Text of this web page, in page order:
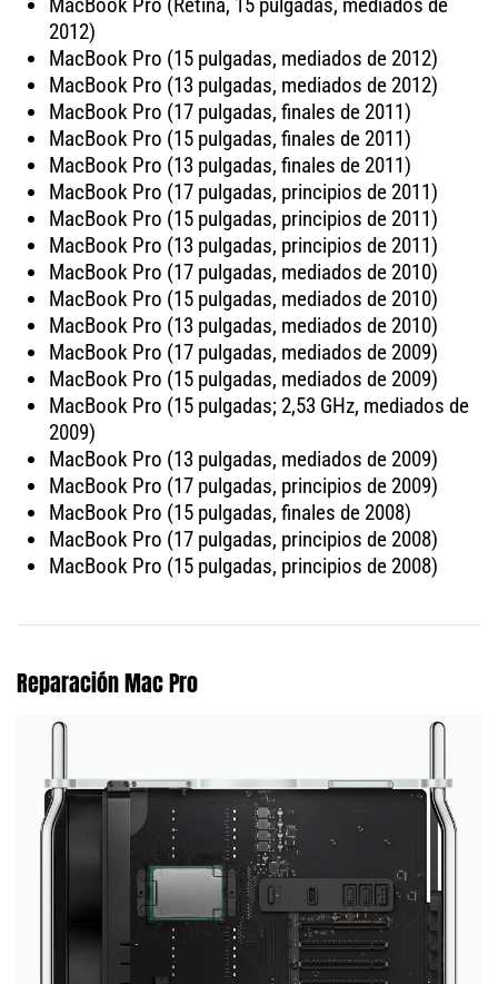
2012)
MacBook Pro (15 pulgadas, mediados de 2012)
MacBook Pro (13 pulgadas, mediados de 2012)
MacBook Pro (17 pulgadas, finales de 2011)
MacBook Pro (15 pulgadas, finales de 2011)
MacBook Pro (13 pulgadas, finales de 2011)
MacBook Pro (17 pulgadas, principios de 2011)
MacBook Pro (15 pulgadas, principios de 2011)
MacBook Pro (13 pulgadas, principios de 2011)
MacBook Pro (17 pulgadas, mediados de 2010)
MacBook Pro (15 pulgadas, mediados de 2010)
MacBook Pro (13 pulgadas, mediados de 2010)
MacBook Pro (17 pulgadas, mediados de 2009)
MacBook Pro (15 pulgadas, mediados de 2009)
MacBook Pro (15 pulgadas; 2,53 GHz, mediados de
2009)
MacBook Pro (13 pulgadas, mediados de 2009)
MacBook Pro (17 pulgadas, principios de 2009)
MacBook Pro (15 pulgadas, finales de 2008)
MacBook Pro (17 pulgadas, principios de 2008)
MacBook Pro (15 pulgadas, principios de 2008)
Reparación Mac Pro